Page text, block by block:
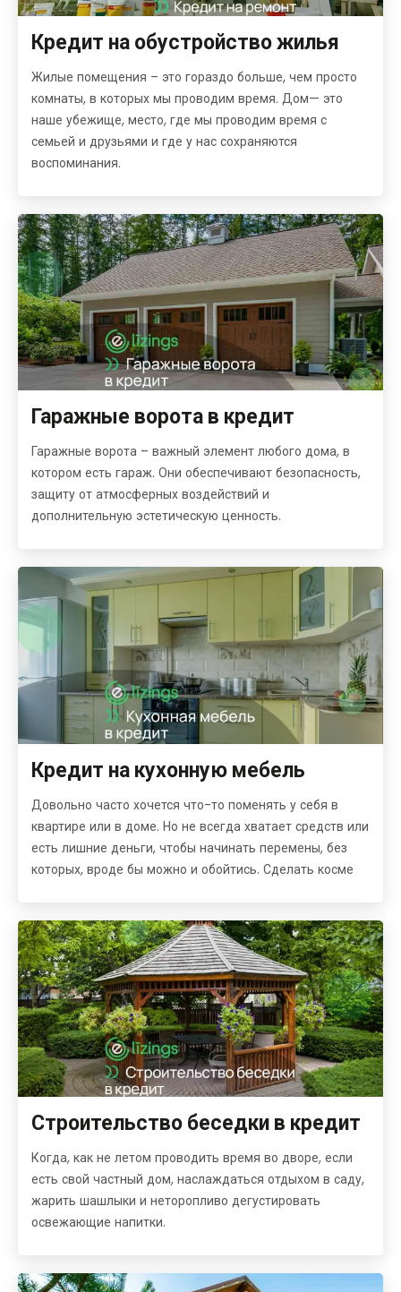
Кредит на обустройство жилья
Жилые помещения – это гораздо больше, чем просто
комнаты, в которых мы проводим время. Дом— это
наше убежище, место, где мы проводим время с
семьей и друзьями и где у нас сохраняются
воспоминания.
Гаражные ворота в кредит
Гаражные ворота – важный элемент любого дома, в
котором есть гараж. Они обеспечивают безопасность,
защиту от атмосферных воздействий и
дополнительную эстетическую ценность.
Кредит на кухонную мебель
Довольно часто хочется что-то поменять у себя в
квартире или в доме. Но не всегда хватает средств или
есть лишние деньги, чтобы начинать перемены, без
которых, вроде бы можно и обойтись. Сделать косме
Строительство беседки в кредит
Когда, как не летом проводить время во дворе, если
есть свой частный дом, наслаждаться отдыхом в саду,
жарить шашлыки и неторопливо дегустировать
освежающие напитки.